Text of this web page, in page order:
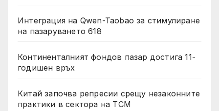
Интеграция на Qwen-Taobao за стимулиране
на пазаруването 618
Континенталният фондов пазар достига 11-
годишен връх
Китай започва репресии срещу незаконните
практики в сектора на TCM